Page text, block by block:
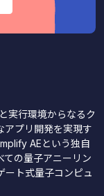
実行環境からなるク
アプリ開発を実現す
AEという独自
ての量子アニーリン
ート式量子コンピュ